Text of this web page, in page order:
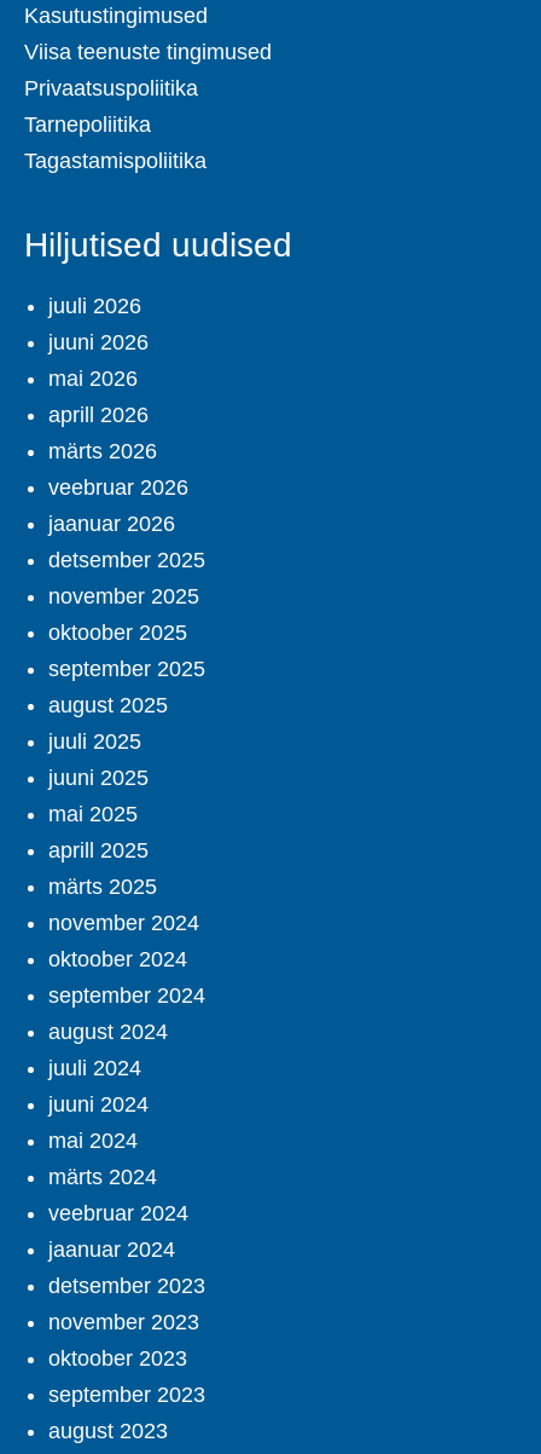
Kasutustingimused
Viisa teenuste tingimused
Privaatsuspoliitika
Tarnepoliitika
Tagastamispoliitika
Hiljutised uudised
juuli 2026
juuni 2026
mai 2026
aprill 2026
märts 2026
veebruar 2026
jaanuar 2026
detsember 2025
november 2025
oktoober 2025
september 2025
august 2025
juuli 2025
juuni 2025
mai 2025
aprill 2025
märts 2025
november 2024
oktoober 2024
september 2024
august 2024
juuli 2024
juuni 2024
mai 2024
märts 2024
veebruar 2024
jaanuar 2024
detsember 2023
november 2023
oktoober 2023
september 2023
august 2023